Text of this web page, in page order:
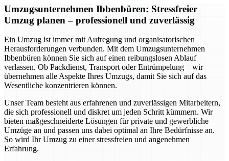
Umzugsunternehmen Ibbenbüren: Stressfreier
Umzug planen – professionell und zuverlässig
Ein Umzug ist immer mit Aufregung und organisatorischen
Herausforderungen verbunden. Mit dem Umzugsunternehmen
Ibbenbüren können Sie sich auf einen reibungslosen Ablauf
verlassen. Ob Packdienst, Transport oder Entrümpelung – wir
übernehmen alle Aspekte Ihres Umzugs, damit Sie sich auf das
Wesentliche konzentrieren können.
Unser Team besteht aus erfahrenen und zuverlässigen Mitarbeitern,
die sich professionell und diskret um jeden Schritt kümmern. Wir
bieten maßgeschneiderte Lösungen für private und gewerbliche
Umzüge an und passen uns dabei optimal an Ihre Bedürfnisse an.
So wird Ihr Umzug zu einer stressfreien und angenehmen
Erfahrung.